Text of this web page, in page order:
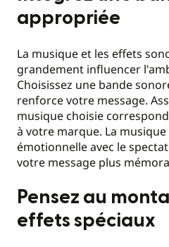
appropriée
La musique et les effets
grandement influencer
Choisissez une bande
renforce votre message.
musique choisie
à votre marque. La
émotionnelle avec le
votre message plus
Pensez au
effets spéciaux